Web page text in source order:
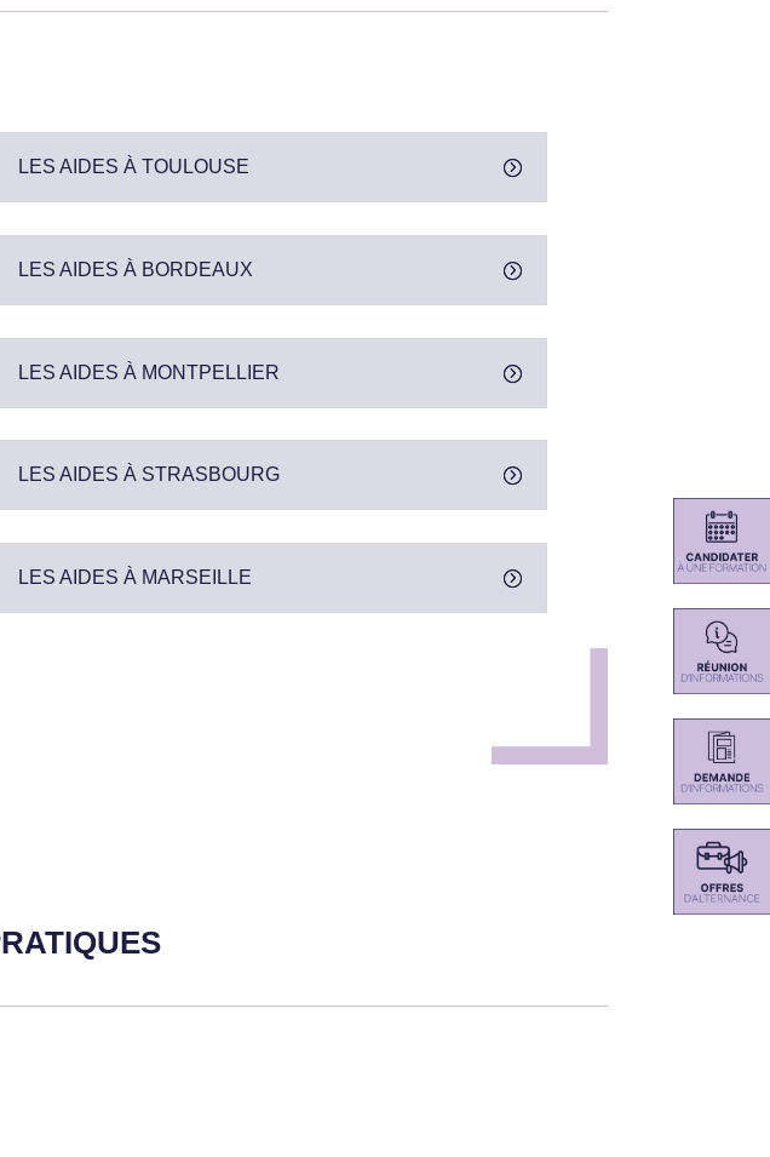
LES AIDES À TOULOUSE
LES AIDES À BORDEAUX
LES AIDES À MONTPELLIER
LES AIDES À STRASBOURG
LES AIDES À MARSEILLE